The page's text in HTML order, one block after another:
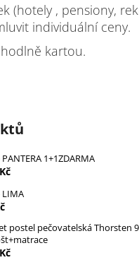
(hotely , pensiony,
individuální ceny.
kartou.
1+1ZDARMA
postel pečovatelská Thorsten